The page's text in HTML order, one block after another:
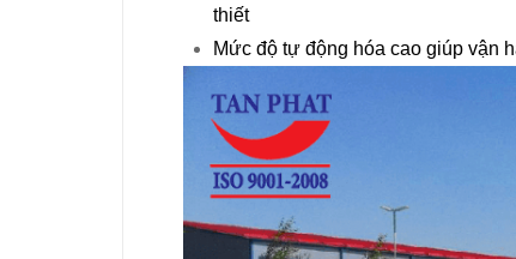
thiết
Mức độ tự động hóa cao giúp vận